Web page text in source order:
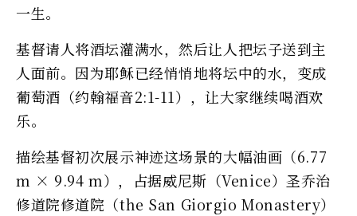
一生。
基督请人将酒坛灌满水，然后让人把坛子送到主
人面前。因为耶稣已经悄悄地将坛中的水，变成
葡萄酒（约翰福音2:1-11），让大家继续喝酒欢
乐。
描绘基督初次展示神迹这场景的大幅油画（6.77
m × 9.94 m），占据威尼斯（Venice）圣乔治
修道院修道院（the San Giorgio Monastery）